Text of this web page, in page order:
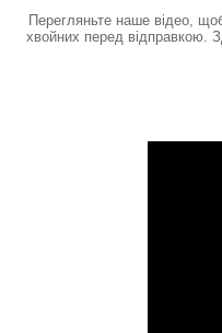
Перегляньте наше відео,
хвойних перед відправкою.